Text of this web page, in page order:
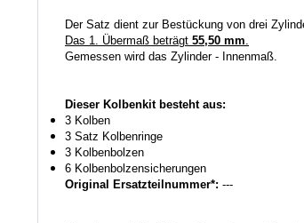
Der Satz dient zur Bestückung von drei
Das 1. Übermaß beträgt 55,50 mm.
Gemessen wird das Zylinder - Innenmaß.
Dieser Kolbenkit besteht aus:
3 Kolben
3 Satz Kolbenringe
3 Kolbenbolzen
6 Kolbenbolzensicherungen
Original Ersatzteilnummer*: ---